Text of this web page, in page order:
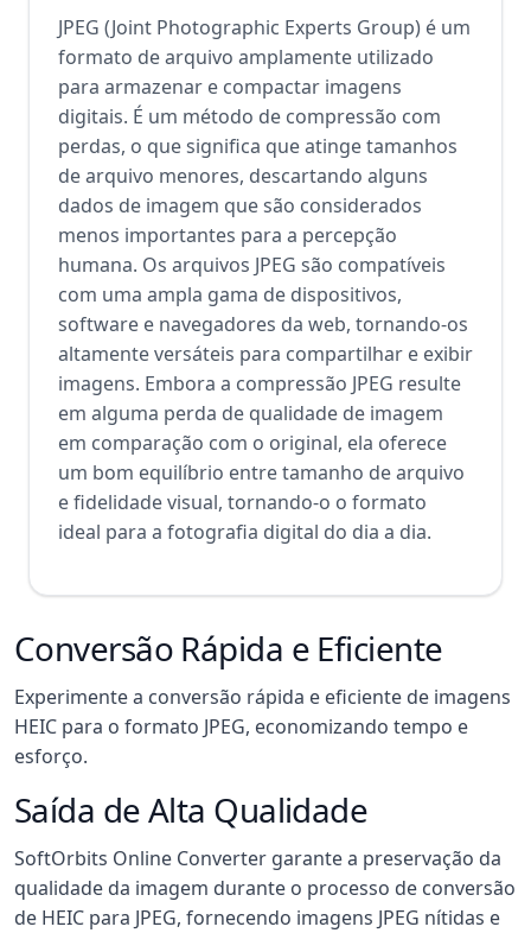
JPEG (Joint Photographic Experts Group) é um
formato de arquivo amplamente utilizado
para armazenar e compactar imagens
digitais. É um método de compressão com
perdas, o que significa que atinge tamanhos
de arquivo menores, descartando alguns
dados de imagem que são considerados
menos importantes para a percepção
humana. Os arquivos JPEG são compatíveis
com uma ampla gama de dispositivos,
software e navegadores da web, tornando-os
altamente versáteis para compartilhar e exibir
imagens. Embora a compressão JPEG resulte
em alguma perda de qualidade de imagem
em comparação com o original, ela oferece
um bom equilíbrio entre tamanho de arquivo
e fidelidade visual, tornando-o o formato
ideal para a fotografia digital do dia a dia.
Conversão Rápida e Eficiente
Experimente a conversão rápida e eficiente de imagens
HEIC para o formato JPEG, economizando tempo e
esforço.
Saída de Alta Qualidade
SoftOrbits Online Converter garante a preservação da
qualidade da imagem durante o processo de conversão
de HEIC para JPEG, fornecendo imagens JPEG nítidas e